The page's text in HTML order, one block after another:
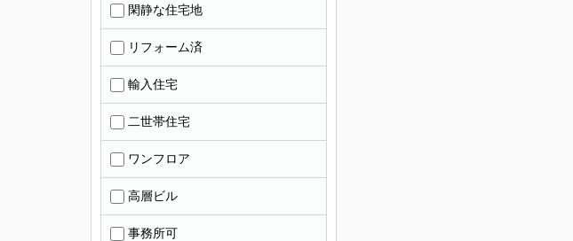
閑静な住宅地
リフォーム済
輸入住宅
二世帯住宅
ワンフロア
高層ビル
事務所可